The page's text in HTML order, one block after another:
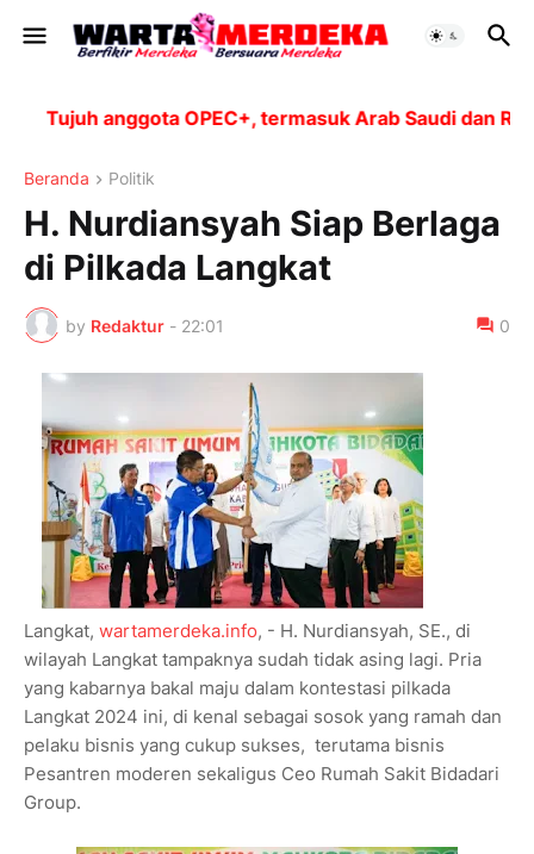
Tujuh anggota OPEC+, termasuk Arab Saudi dan
Beranda Politik
H. Nurdiansyah Siap Berlaga
di Pilkada Langkat
by Redaktur - 22:01 0
Langkat, wartamerdeka.info, - H. Nurdiansyah, SE., di
wilayah Langkat tampaknya sudah tidak asing lagi. Pria
yang kabarnya bakal maju dalam kontestasi pilkada
Langkat 2024 ini, di kenal sebagai sosok yang ramah dan
pelaku bisnis yang cukup sukses, terutama bisnis
Pesantren moderen sekaligus Ceo Rumah Sakit Bidadari
Group.